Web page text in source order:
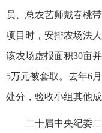
员、总农艺师戴春桃
项目时，安排农场法
该农场虚报面积30亩
5万元被套取。去年6
处分，验收小组其他
二十届中央纪委